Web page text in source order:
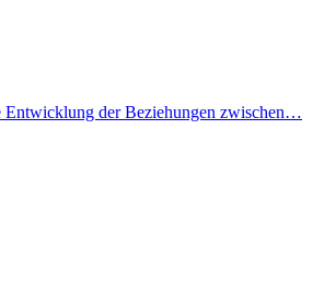
Entwicklung der Beziehungen zwischen…